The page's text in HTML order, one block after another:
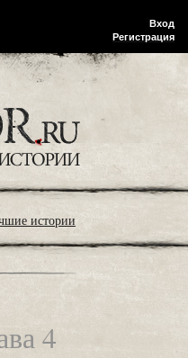
Вход
Регистрация
истории
4